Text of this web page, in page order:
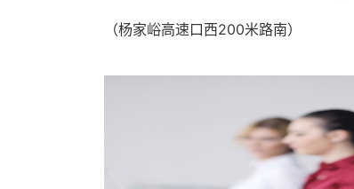
（杨家峪高速口西200米路南）